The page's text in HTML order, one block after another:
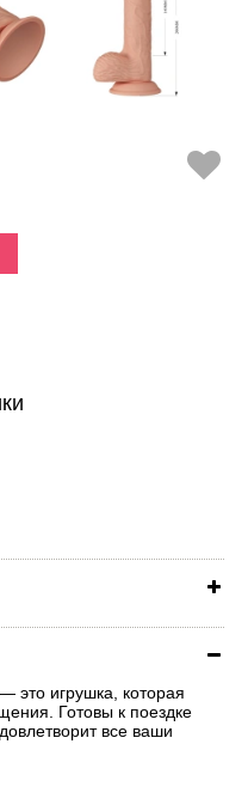
— это игрушка, которая
Готовы к поездке
все ваши